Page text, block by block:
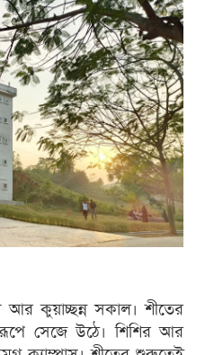
কুয়াচ্ছন্ন সকাল। শীতের
সেজে উঠে। শিশির আর